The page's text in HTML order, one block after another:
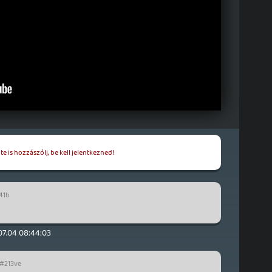
is hozzászólj, be kell jelentkezned!
08:44:03
#213ve